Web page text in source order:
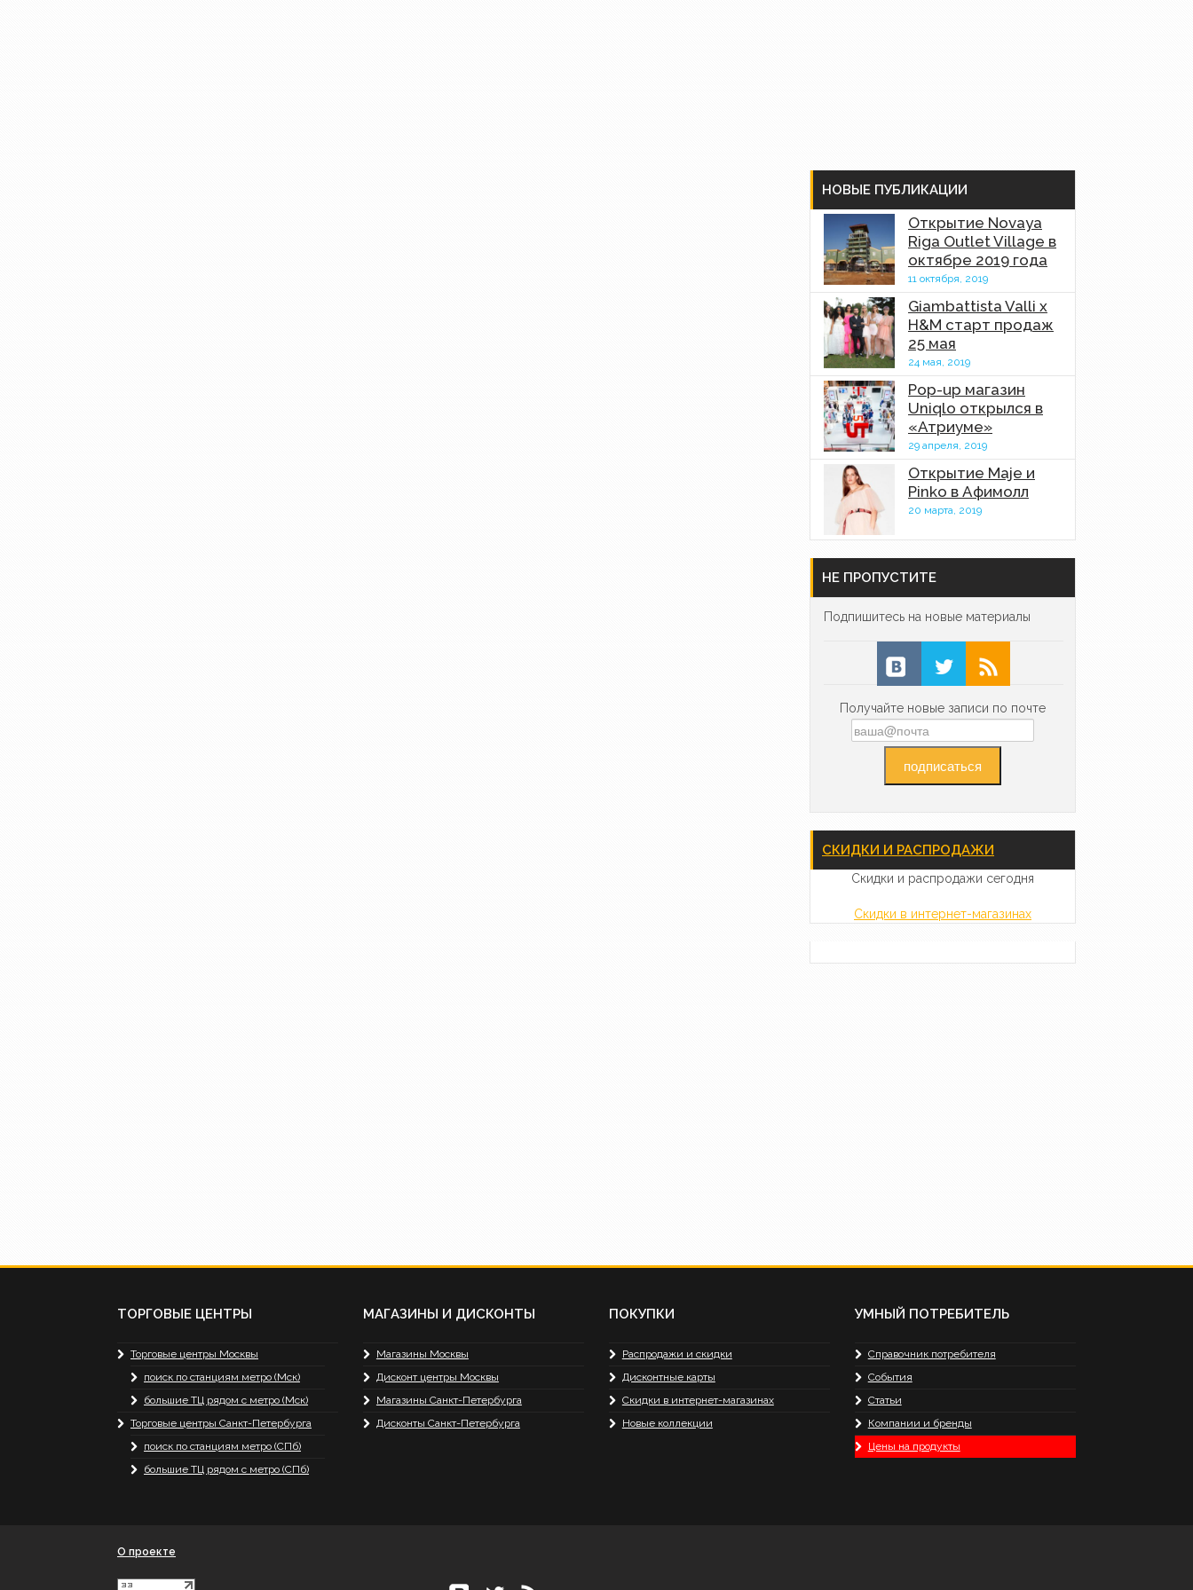
НОВЫЕ ПУБЛИКАЦИИ
Открытие Novaya
Riga Outlet Village в
октябре 2019 года
11 октября, 2019
Giambattista Valli x
H&M старт продаж
25 мая
24 мая, 2019
Pop-up магазин
Uniqlo открылся в
«Атриуме»
29 апреля, 2019
Открытие Maje и
Pinko в Афимолл
20 марта, 2019
НЕ ПРОПУСТИТЕ
Подпишитесь на новые материалы
Получайте новые записи по почте
СКИДКИ И РАСПРОДАЖИ
Скидки и распродажи сегодня
Скидки в интернет-магазинах
ТОРГОВЫЕ ЦЕНТРЫ
Торговые центры Москвы
поиск по станциям метро (Мск)
большие ТЦ рядом с метро (Мск)
Торговые центры Санкт-Петербурга
поиск по станциям метро (СПб)
большие ТЦ рядом с метро (СПб)
МАГАЗИНЫ И ДИСКОНТЫ
Магазины Москвы
Дисконт центры Москвы
Магазины Санкт-Петербурга
Дисконты Санкт-Петербурга
ПОКУПКИ
Распродажи и скидки
Дисконтные карты
Скидки в интернет-магазинах
Новые коллекции
УМНЫЙ ПОТРЕБИТЕЛЬ
Справочник потребителя
События
Статьи
Компании и бренды
Цены на продукты
О проекте